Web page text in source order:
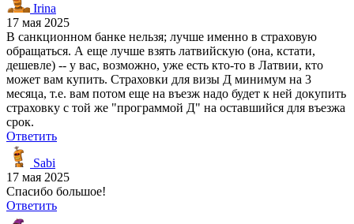
Irina
17 мая 2025
В санкционном банке нельзя; лучше именно в страховую
обращаться. А еще лучше взять латвийскую (она, кстати,
дешевле) -- у вас, возможно, уже есть кто-то в Латвии, кто
может вам купить. Страховки для визы Д минимум на 3
месяца, т.е. вам потом еще на въезж надо будет к ней докупить
страховку с той же "программой Д" на оставшийся для въезжа
срок.
Ответить
Sabi
17 мая 2025
Спасибо большое!
Ответить